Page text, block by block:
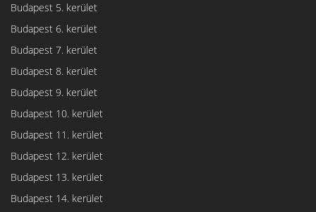
Budapest 5. kerület
Budapest 6. kerület
Budapest 7. kerület
Budapest 8. kerület
Budapest 9. kerület
Budapest 10. kerület
Budapest 11. kerület
Budapest 12. kerület
Budapest 13. kerület
Budapest 14. kerület